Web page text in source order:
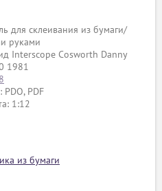
для склеивания из бумаги/
руками
Interscope Cosworth Danny
1981
PDF
1:12
из бумаги